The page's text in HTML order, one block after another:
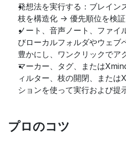
発想法を実行する：ブレイン
枝を構造化 -> 優先順位を検証
ノート、音声ノート、ファイ
びローカルフォルダやウェブ
豊かにし、ワンクリックでア
マーカー、タグ、または
ィルター、枝の開閉、また
ションを使って実行および提
プロのコツ